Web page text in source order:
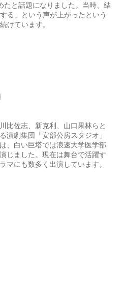
たと話題になりました。当時、結
る」という声が上がったという
けています。
比佐志、新克利、山口果林らと
演劇集団「安部公房スタジオ」
、白い巨塔では浪速大学医学部
じました。現在は舞台で活躍す
マにも数多く出演しています。